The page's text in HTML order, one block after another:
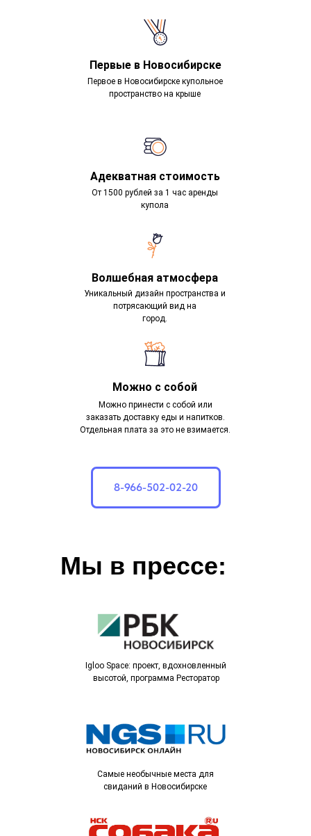
Волшебная атмосфера
Уникальный дизайн пространства и
потрясающий вид на
город.
Первые в Новосибирске
Первое в Новосибирске купольное
пространство на крыше
Можно с собой
Можно принести с собой или
заказать доставку еды и напитков.
Отдельная плата за это не взимается.
Адекватная стоимость
От 1500 рублей за 1 час аренды
купола
8-966-502-02-20
Мы в прессе:
Igloo Space: проект, вдохновленный
высотой, программа Ресторатор
Самые необычные места для
свиданий в Новосибирске